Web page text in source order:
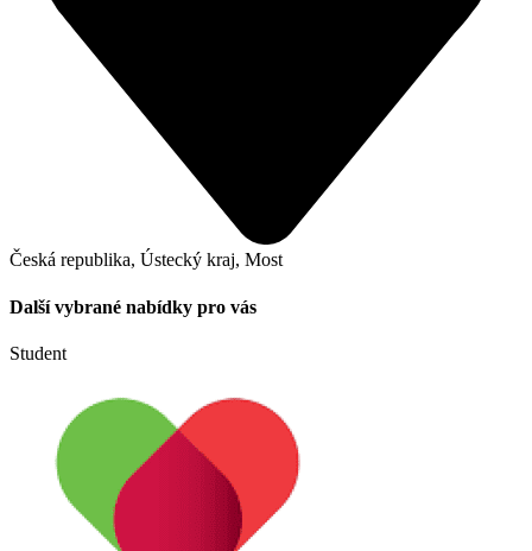
Česká republika, Ústecký kraj, Most
Další vybrané nabídky pro vás
Student